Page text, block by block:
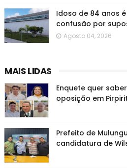
Idoso de 84 anos
confusão por
Agosto 04, 2026
MAIS LIDAS
Enquete quer
oposição em
Prefeito de
candidatura de